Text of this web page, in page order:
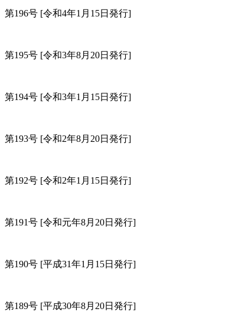
第196号 [令和4年1月15日発行]
第195号 [令和3年8月20日発行]
第194号 [令和3年1月15日発行]
第193号 [令和2年8月20日発行]
第192号 [令和2年1月15日発行]
第191号 [令和元年8月20日発行]
第190号 [平成31年1月15日発行]
第189号 [平成30年8月20日発行]